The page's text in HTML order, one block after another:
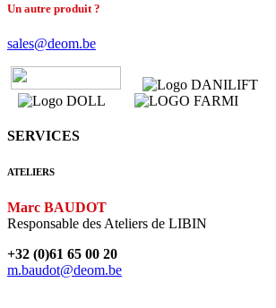
Un autre produit ?
sales@deom.be
SERVICES
ATELIERS
Marc BAUDOT
Responsable des Ateliers de LIBIN
+32 (0)61 65 00 20
m.baudot@deom.be